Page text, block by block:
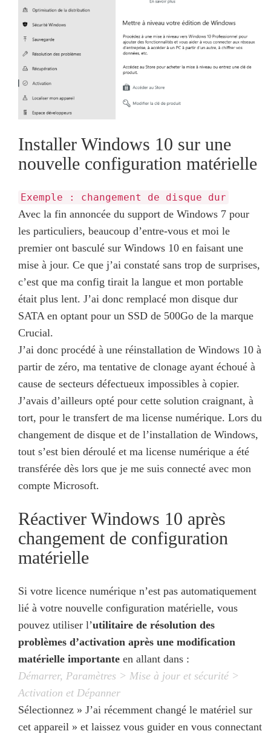
Installer Windows 10 sur une
nouvelle configuration matérielle
Exemple : changement de disque dur
Avec la fin annoncée du support de Windows 7 pour
les particuliers, beaucoup d’entre-vous et moi le
premier ont basculé sur Windows 10 en faisant une
mise à jour. Ce que j’ai constaté sans trop de surprises,
c’est que ma config tirait la langue et mon portable
était plus lent. J’ai donc remplacé mon disque dur
SATA en optant pour un SSD de 500Go de la marque
Crucial.
J’ai donc procédé à une réinstallation de Windows 10 à
partir de zéro, ma tentative de clonage ayant échoué à
cause de secteurs défectueux impossibles à copier.
J’avais d’ailleurs opté pour cette solution craignant, à
tort, pour le transfert de ma license numérique. Lors du
changement de disque et de l’installation de Windows,
tout s’est bien déroulé et ma license numérique a été
transférée dès lors que je me suis connecté avec mon
compte Microsoft.
Réactiver Windows 10 après
changement de configuration
matérielle
Si votre licence numérique n’est pas automatiquement
lié à votre nouvelle configuration matérielle, vous
pouvez utiliser l’utilitaire de résolution des
problèmes d’activation après une modification
matérielle importante en allant dans :
Démarrer, Paramètres > Mise à jour et sécurité >
Activation et Dépanner
Sélectionnez » J’ai récemment changé le matériel sur
cet appareil » et laissez vous guider en vous connectant